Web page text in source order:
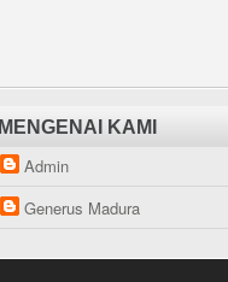
MENGENAI KAMI
Admin
Generus Madura